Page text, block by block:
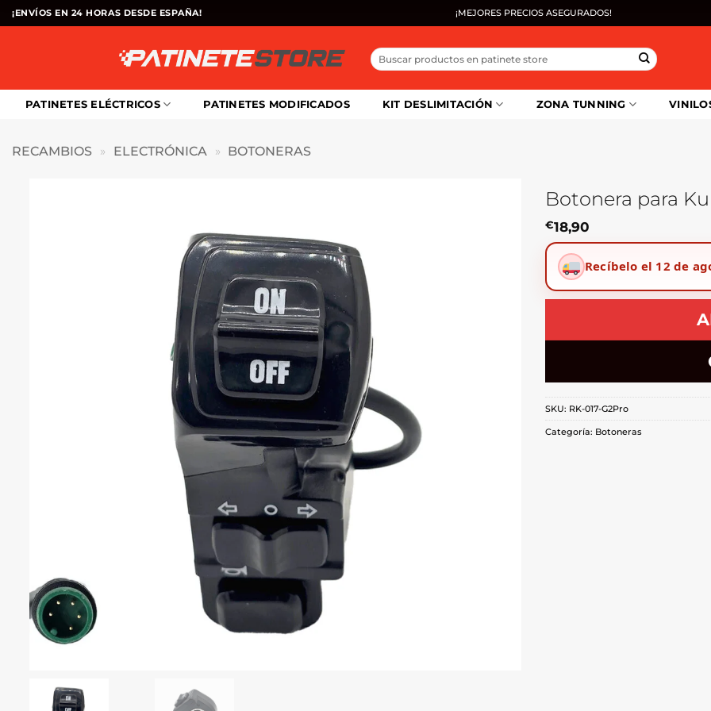
Saltar
al
¡ENVÍOS EN 24 HORAS DESDE ESPAÑA! ¡MEJORES PRECIOS ASEGURADOS!
Buscar
por:
PATINETES ELÉCTRICOS PATINETES MODIFICADOS KIT DESLIMITACIÓN ZONA TUNNING
RECAMBIOS » ELECTRÓNICA » BOTONERAS
Botonera para
€18,90
Recíbelo el 12 de
SKU: RK-017-G2Pro
Categoría: Botoneras